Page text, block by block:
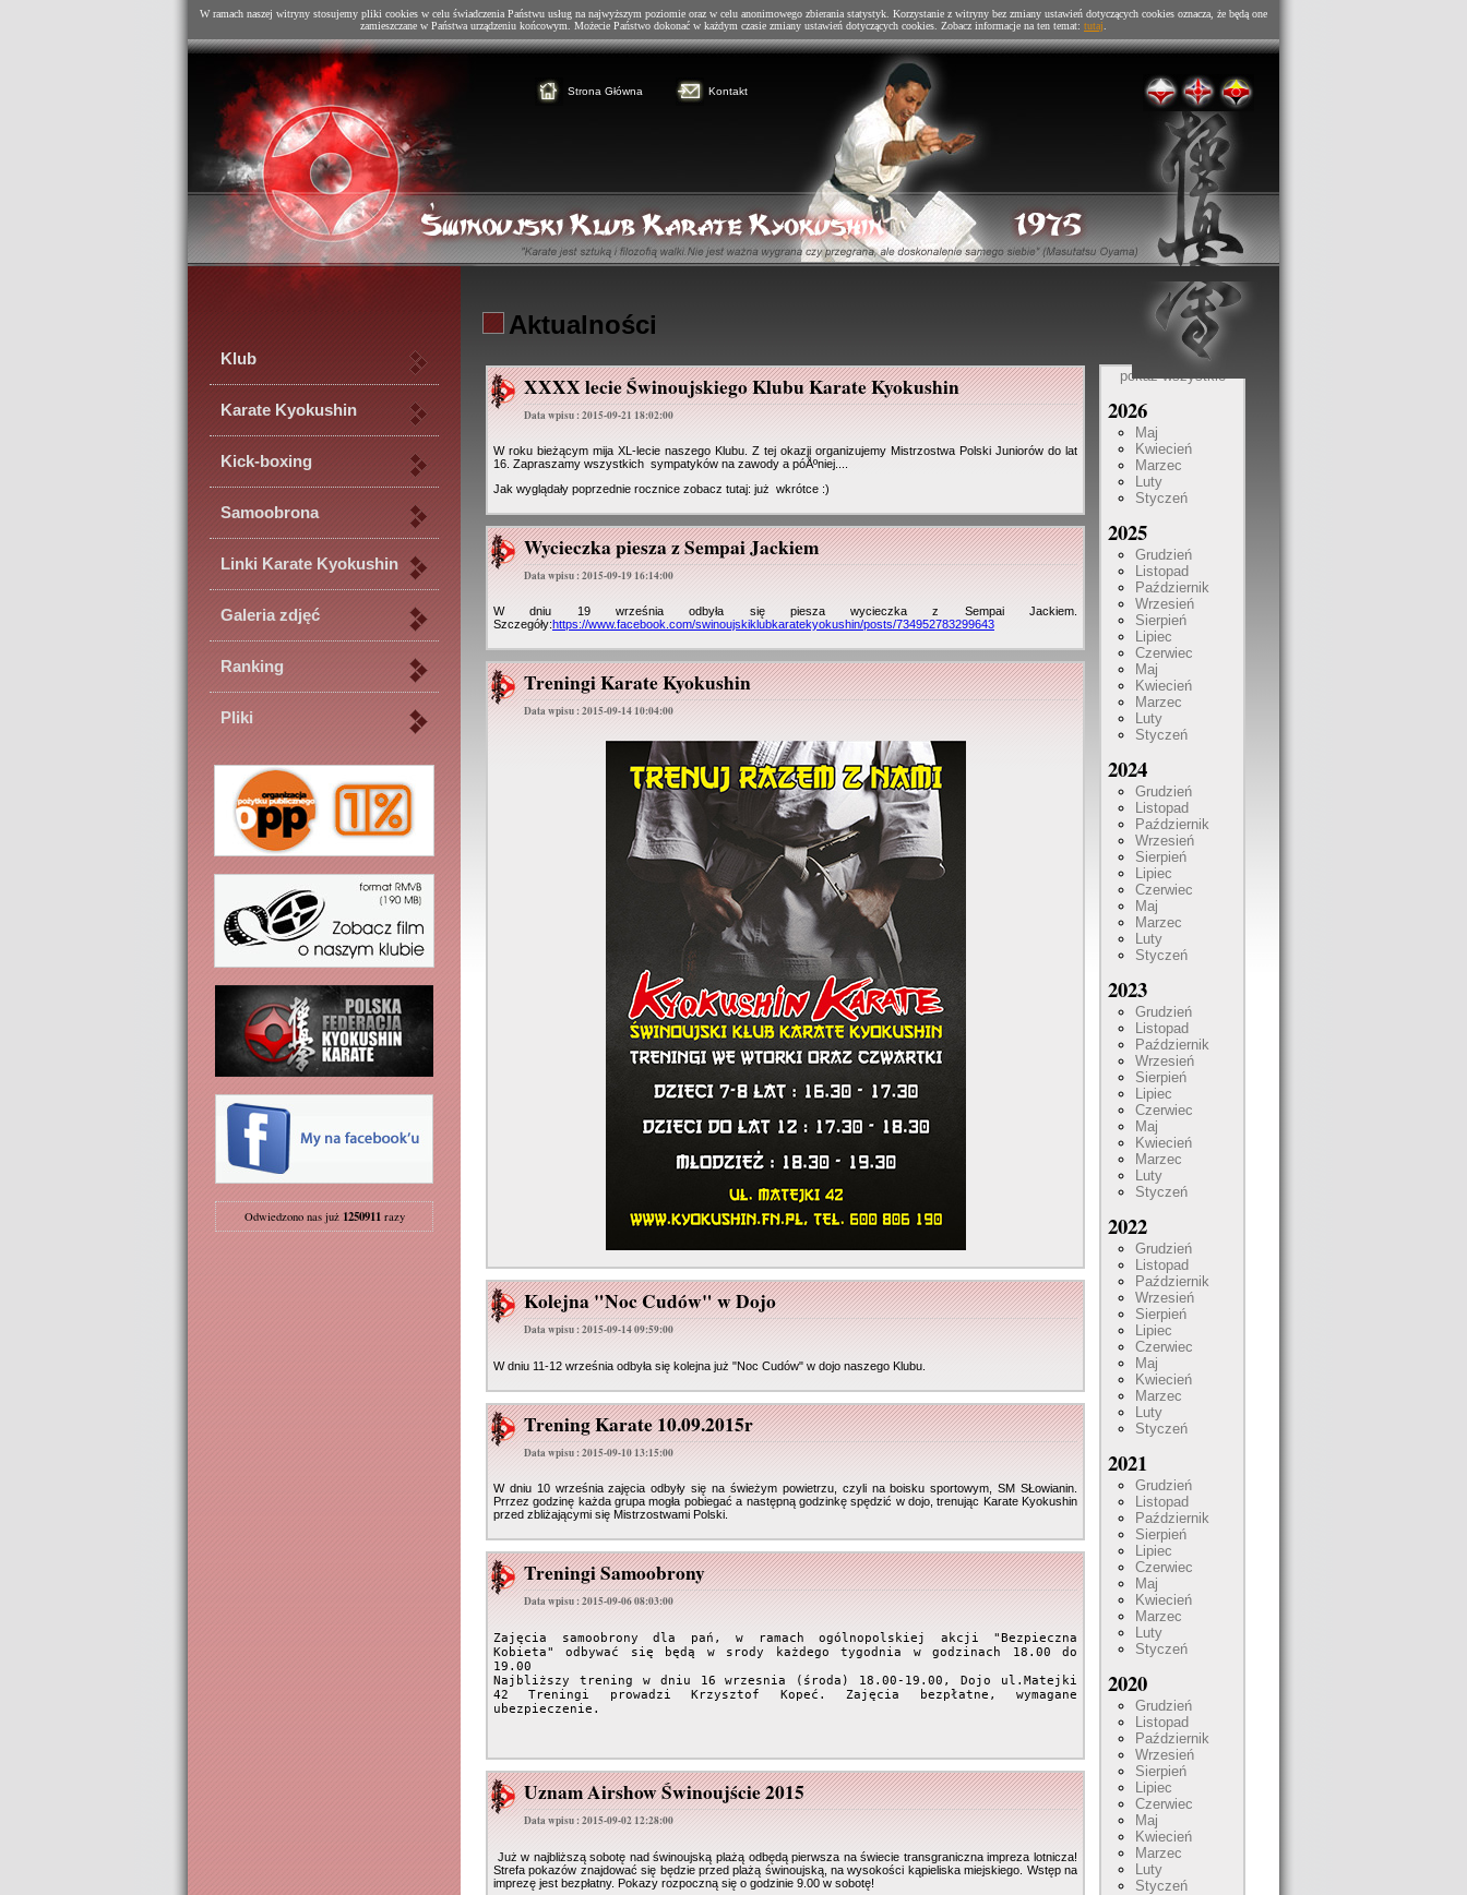
W ramach naszej witryny stosujemy pliki cookies w celu świadczenia Państwu usług na najwyższym poziomie oraz w celu anonimowego zbierania statystyk. Korzystanie z witryny bez zmiany ustawień dotyczących cookies oznacza, że będą one
zamieszczane w Państwa urządzeniu końcowym. Możecie Państwo dokonać w każdym czasie zmiany ustawień dotyczących cookies. Zobacz informacje na ten temat: tutaj
Strona Główna Kontakt
Klub
Karate Kyokushin
Kick-boxing
Samoobrona
Linki Karate Kyokushin
Galeria zdjęć
Ranking
Pliki
Odwiedzono nas już 1250911razy
Aktualności
XXXX lecie Świnoujskiego Klubu Karate Kyokushin
Data wpisu : 2015-09-21 18:02:00
W roku bieżącym mija XL-lecie naszego Klubu. Z tej okazji organizujemy Mistrzostwa Polski Juniorów do lat
16. Zapraszamy wszystkich sympatyków na zawody a póÅºniej....
Jak wyglądały poprzednie rocznice zobacz tutaj: już wkrótce :)
Wycieczka piesza z Sempai Jackiem
Data wpisu : 2015-09-19 16:14:00
W dniu 19 września odbyła się piesza wycieczka z Sempai Jackiem.
Szczegóły:https://www.facebook.com/swinoujskiklubkaratekyokushin/posts/734952783299643
Treningi Karate Kyokushin
Data wpisu : 2015-09-14 10:04:00
Kolejna "Noc Cudów" w Dojo
Data wpisu : 2015-09-14 09:59:00
W dniu 11-12 września odbyła się kolejna już "Noc Cudów" w dojo naszego Klubu.
Trening Karate 10.09.2015r
Data wpisu : 2015-09-10 13:15:00
W dniu 10 września zajęcia odbyły się na świeżym powietrzu, czyli na boisku sportowym, SM SŁowianin.
Prrzez godzinę każda grupa mogła pobiegać a następną godzinkę spędzić w dojo, trenując Karate Kyokushin
przed zbliżającymi się Mistrzostwami Polski.
Treningi Samoobrony
Data wpisu : 2015-09-06 08:03:00
Zajęcia samoobrony dla pań, w ramach ogólnopolskiej akcji "Bezpieczna
Kobieta" odbywać się będą w srody każdego tygodnia w godzinach 18.00 do
19.00
Najbliższy trening w dniu 16 wrzesnia (środa) 18.00-19.00, Dojo ul.Matejki
42 Treningi prowadzi Krzysztof Kopeć. Zajęcia bezpłatne, wymagane
Uznam Airshow Świnoujście 2015
Data wpisu : 2015-09-02 12:28:00
Już w najbliższą sobotę nad świnoujską plażą odbędą pierwsza na świecie transgraniczna impreza lotnicza!
Strefa pokazów znajdować się będzie przed plażą świnoujską, na wysokości kąpieliska miejskiego. Wstęp na
imprezę jest bezpłatny. Pokazy rozpoczną się o godzinie 9.00 w sobotę!
pokaż wszystkie
2026
Maj
Kwiecień
Marzec
Luty
Styczeń
2025
Grudzień
Listopad
Październik
Wrzesień
Sierpień
Lipiec
Czerwiec
Maj
Kwiecień
Marzec
Luty
Styczeń
2024
Grudzień
Listopad
Październik
Wrzesień
Sierpień
Lipiec
Czerwiec
Maj
Marzec
Luty
Styczeń
2023
Grudzień
Listopad
Październik
Wrzesień
Sierpień
Lipiec
Czerwiec
Maj
Kwiecień
Marzec
Luty
Styczeń
2022
Grudzień
Listopad
Październik
Wrzesień
Sierpień
Lipiec
Czerwiec
Maj
Kwiecień
Marzec
Luty
Styczeń
2021
Grudzień
Listopad
Październik
Sierpień
Lipiec
Czerwiec
Maj
Kwiecień
Marzec
Luty
Styczeń
2020
Grudzień
Listopad
Październik
Wrzesień
Sierpień
Lipiec
Czerwiec
Maj
Kwiecień
Marzec
Luty
Styczeń